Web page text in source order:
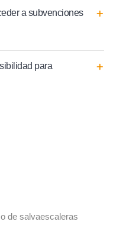
a subvenciones
para